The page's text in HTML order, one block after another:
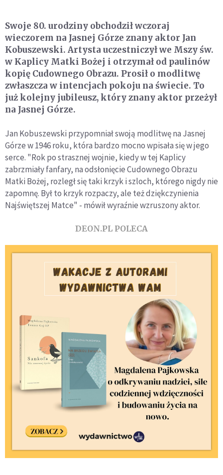
Swoje 80. urodziny obchodził wczoraj
wieczorem na Jasnej Górze znany aktor Jan
Kobuszewski. Artysta uczestniczył we Mszy św.
w Kaplicy Matki Bożej i otrzymał od paulinów
kopię Cudownego Obrazu. Prosił o modlitwę
zwłaszcza w intencjach pokoju na świecie. To
już kolejny jubileusz, który znany aktor przeżył
na Jasnej Górze.
Jan Kobuszewski przypomniał swoją modlitwę na Jasnej
Górze w 1946 roku, która bardzo mocno wpisała się w jego
serce. "Rok po strasznej wojnie, kiedy w tej Kaplicy
zabrzmiały fanfary, na odsłonięcie Cudownego Obrazu
Matki Bożej, rozległ się taki krzyk i szloch, którego nigdy nie
zapomnę. Był to krzyk rozpaczy, ale też dziękczynienia
Najświętszej Matce" - mówił wyraźnie wzruszony aktor.
DEON.PL POLECA